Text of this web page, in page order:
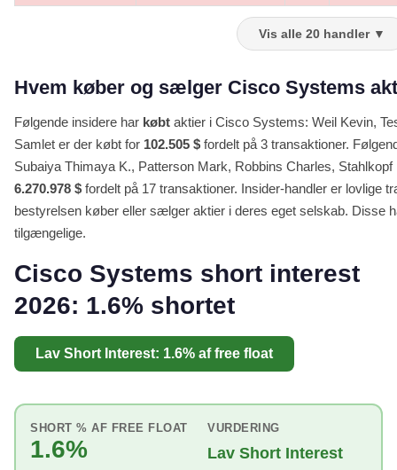
Vis alle 20 handler ▼
Hvem køber og sælger Cisco Systems
Følgende insidere har købt aktier i Cisco Systems: Weil Kevin,
Samlet er der købt for 102.505 $ fordelt på 3 transaktioner.
Subaiya Thimaya K., Patterson Mark, Robbins Charles,
6.270.978 $ fordelt på 17 transaktioner. Insider-handler er lovlige
bestyrelsen køber eller sælger aktier i deres eget selskab. Disse
tilgængelige.
Cisco Systems short interest
2026: 1.6% shortet
Lav Short Interest: 1.6% af free float
SHORT % AF FREE FLOAT
1.6%
VURDERING
Lav Short Interest